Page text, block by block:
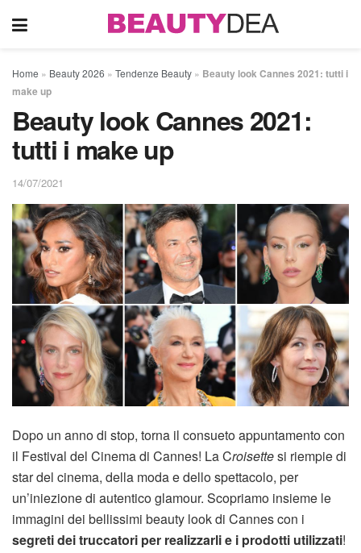
Home » Beauty 2026 » Tendenze Beauty » Beauty look Cannes 2021: tutti i
make up
Beauty look Cannes 2021:
tutti i make up
14/07/2021
Dopo un anno di stop, torna il consueto appuntamento con
il Festival del Cinema di Cannes! La Croisettesi riempie di
star del cinema, della moda e dello spettacolo, per
un’iniezione di autentico glamour. Scopriamo insieme le
immagini dei bellissimi beauty look di Cannes con i
segreti dei truccatori per realizzarli e i prodotti utilizzati!